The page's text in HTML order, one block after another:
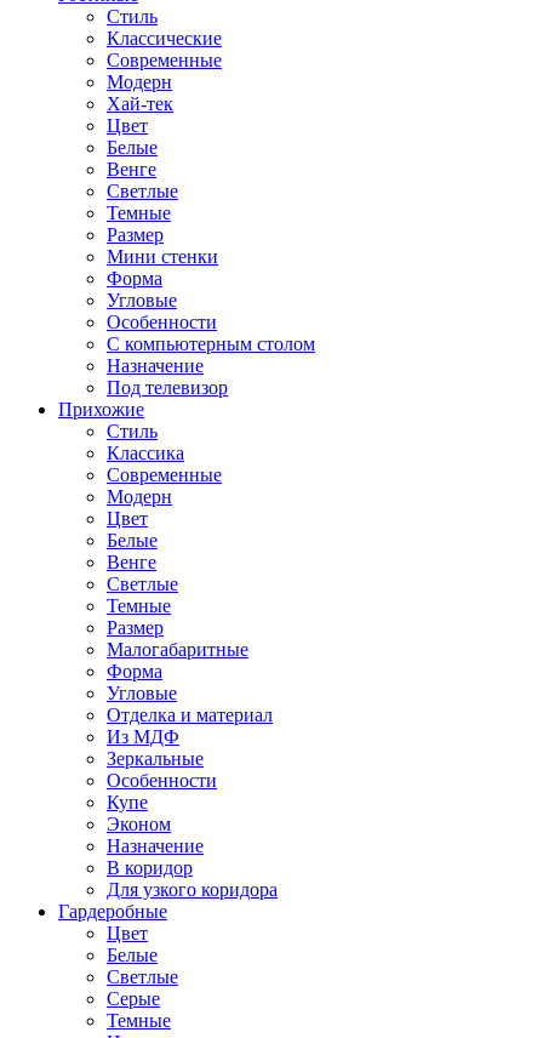
Стиль
Классические
Современные
Модерн
Хай-тек
Цвет
Белые
Венге
Светлые
Темные
Размер
Мини стенки
Форма
Угловые
Особенности
С компьютерным столом
Назначение
Под телевизор
Прихожие
Стиль
Классика
Современные
Модерн
Цвет
Белые
Венге
Светлые
Темные
Размер
Малогабаритные
Форма
Угловые
Отделка и материал
Из МДФ
Зеркальные
Особенности
Купе
Эконом
Назначение
В коридор
Для узкого коридора
Гардеробные
Цвет
Белые
Светлые
Серые
Темные